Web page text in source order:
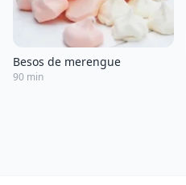
Besos de merengue
90 min